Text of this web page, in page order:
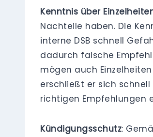
Kenntnis über
Nachteile haben. Die
interne DSB schnell
dadurch falsche
mögen auch
erschließt er sich
richtigen Empfehlungen
Kündigungsschutz: